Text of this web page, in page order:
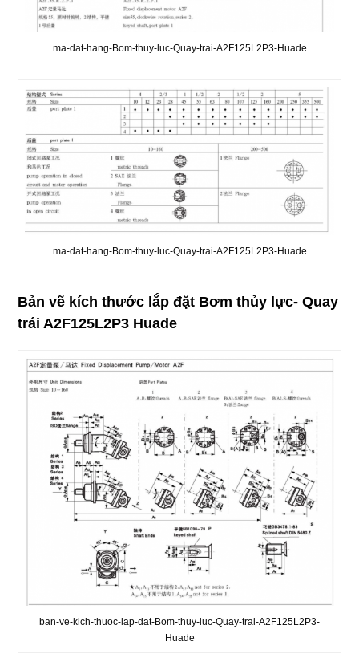
ma-dat-hang-Bom-thuy-luc-Quay-trai-A2F125L2P3-Huade
ma-dat-hang-Bom-thuy-luc-Quay-trai-A2F125L2P3-Huade
Bản vẽ kích thước lắp đặt Bơm thủy lực- Quay
trái A2F125L2P3 Huade
ban-ve-kich-thuoc-lap-dat-Bom-thuy-luc-Quay-trai-A2F125L2P3-
Huade